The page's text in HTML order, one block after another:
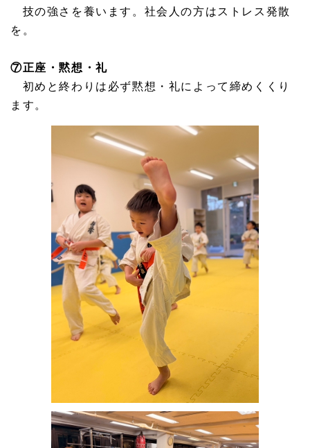
技の強さを養います。社会人の方はストレス発散
を。
⑦正座・黙想・礼
初めと終わりは必ず黙想・礼によって締めくくり
ます。